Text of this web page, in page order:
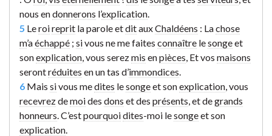
nous endonnerons l’explication
5 Leroireprit la parole etditauxChaldéens : Lachose
m’aéchappé ; sivous ne me faites connaître lesongeet
sonexplication , vous serezmis enpièces , Et vos maisons
serontréduites en un tas d’immondices
6 Mais sivous medites lesongeet sonexplication , vous
recevrezdemoides dons et des présents , et degrands
honneurs . C’estpourquoidites-moi lesongeet son
explication